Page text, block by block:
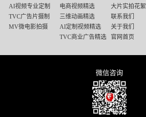
AI视频专业定制
TVC广告片摄制
MV微电影拍摄
电商视频精选
三维动画精选
AI定制视频精选
TVC商业广告精选
大片实拍花絮
联系我们
关于我们
官网首页
微信咨询